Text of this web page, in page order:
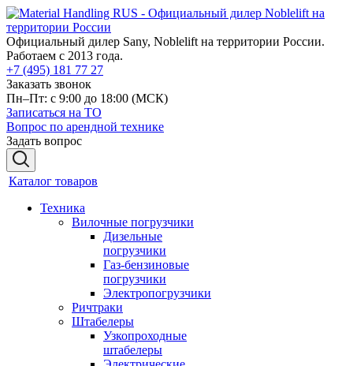
Официальный дилер Sany, Noblelift на территории России.
Работаем с 2013 года.
+7 (495) 181 77 27
Заказать звонок
Пн–Пт: с 9:00 до 18:00 (МСК)
Записаться на ТО
Вопрос по арендной технике
Задать вопрос
Каталог товаров
Техника
Вилочные погрузчики
Дизельные
погрузчики
Газ-бензиновые
погрузчики
Электропогрузчики
Ричтраки
Штабелеры
Узкопроходные
штабелеры